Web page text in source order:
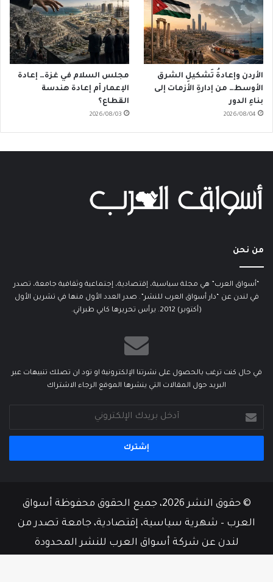
الأردن وإعادةُ تَشكيلِ الشرق
الأوسط… من إدارةِ الأزمات إلى
بناءِ الدور
2026/08/04
مجلس السلام في غزة… إعادة
الإعمار أم إعادة هندسة
القطاع؟
2026/08/03
من نحن
“أسواق العرب” هي مجلة سياسية، إقتصادية، إجتماعية وثقافية جامعة، تصدر
في لندن عن “دار أسواق العرب للنشر”. صدر العدد الأول منها في تشرين الأول
(أكتوبر) 2012. يرأس تحريرها كابي طبراني.
في حال كنت ترغب بالحصول على نشرتنا الإلكترونية او تود ان تصلك تنبيهات عبر
البريد حول المقالات التي ينشرها الموقع الرجاء الاشتراك
بريدك
الإلكتروني
© حقوق النشر 2026، جميع الحقوق محفوظة أسواق
العرب – شهرية سياسية، إقتصادية، جامعة تصدر من
لندن عن شركة أسواق العرب للنشر المحدودة